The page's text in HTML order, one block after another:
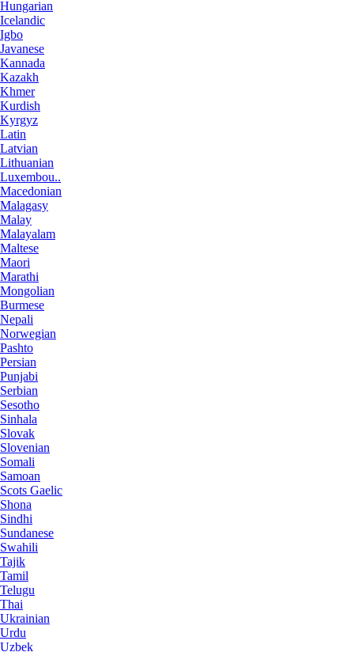
Hungarian
Icelandic
Igbo
Javanese
Kannada
Kazakh
Khmer
Kurdish
Kyrgyz
Latin
Latvian
Lithuanian
Luxembou..
Macedonian
Malagasy
Malay
Malayalam
Maltese
Maori
Marathi
Mongolian
Burmese
Nepali
Norwegian
Pashto
Persian
Punjabi
Serbian
Sesotho
Sinhala
Slovak
Slovenian
Somali
Samoan
Scots Gaelic
Shona
Sindhi
Sundanese
Swahili
Tajik
Tamil
Telugu
Thai
Ukrainian
Urdu
Uzbek